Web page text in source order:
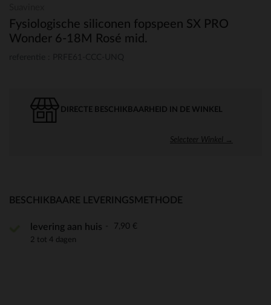
Fysiologische siliconen fopspeen SX PRO
Wonder 6-18M Rosé mid.
DIRECTE BESCHIKBAARHEID IN DE WINKEL
Selecteer Winkel →
BESCHIKBAARE LEVERINGSMETHODE
levering aan huis 7,90 €
2 tot 4 dagen